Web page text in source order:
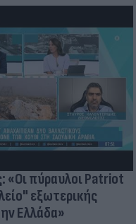
«Οι πύραυλοι Patriot
εξωτερικής
Ελλάδα»